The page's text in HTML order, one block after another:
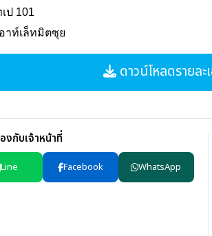
ป 101
าท์เล็ทมิตซุย
ดาวน์โหลดรายล
กับเจ้าหน้าที่
Line Facebook WhatsApp